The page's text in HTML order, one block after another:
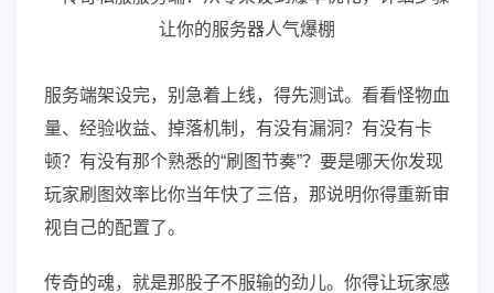
服务端架设完，别急着上线，得先测试。看看怪物血
量、经验收益、掉落机制，有没有漏洞？有没有卡
顿？有没有那个熟悉的“刷图节奏”？要是哪天你发现
玩家刷图效率比你当年快了三倍，那说明你得重新审
视自己的配置了。
传奇的魂，就是那股子不服输的劲儿。你得让玩家感